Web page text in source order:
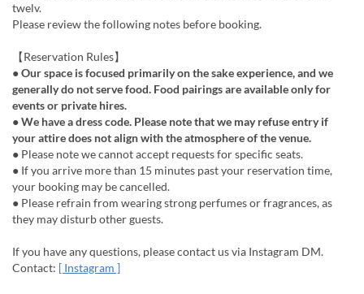
twelv.
Please review the following notes before booking.
【Reservation Rules】
● Our space is focused primarily on the sake experience, and we
generally do not serve food. Food pairings are available only for
events or private hires.
● We have a dress code. Please note that we may refuse entry if
your attire does not align with the atmosphere of the venue.
● Please note we cannot accept requests for specific seats.
● If you arrive more than 15 minutes past your reservation time,
your booking may be cancelled.
● Please refrain from wearing strong perfumes or fragrances, as
they may disturb other guests.
If you have any questions, please contact us via Instagram DM.
Contact: [ Instagram ]